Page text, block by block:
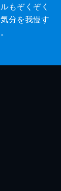
もぞくぞく
分を我慢す